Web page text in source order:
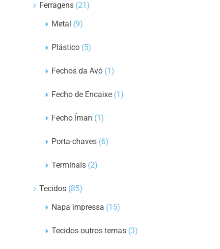
Ferragens (21)
Metal (9)
Plástico (5)
Fechos da Avó (1)
Fecho de Encaixe (1)
Fecho Íman (1)
Porta-chaves (6)
Terminais (2)
Tecidos (85)
Napa impressa (15)
Tecidos outros temas (3)